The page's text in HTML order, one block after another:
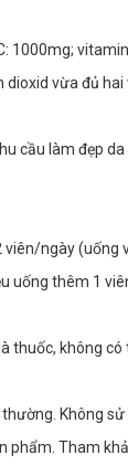
1000mg;
vừa đủ hai
cầu làm đẹp da
viên/ngày (uống
uống thêm 1
thuốc, không
Không
phẩm. Tham